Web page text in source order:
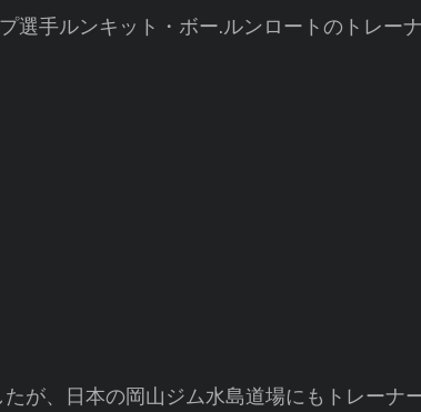
選手ルンキット・ボー.ルンロートのトレー
が、日本の岡山ジム水島道場にもトレーナ